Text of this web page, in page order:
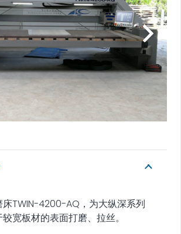
床TWIN-4200-AQ，为大纵深系列
宽板材的表面打磨、拉丝。